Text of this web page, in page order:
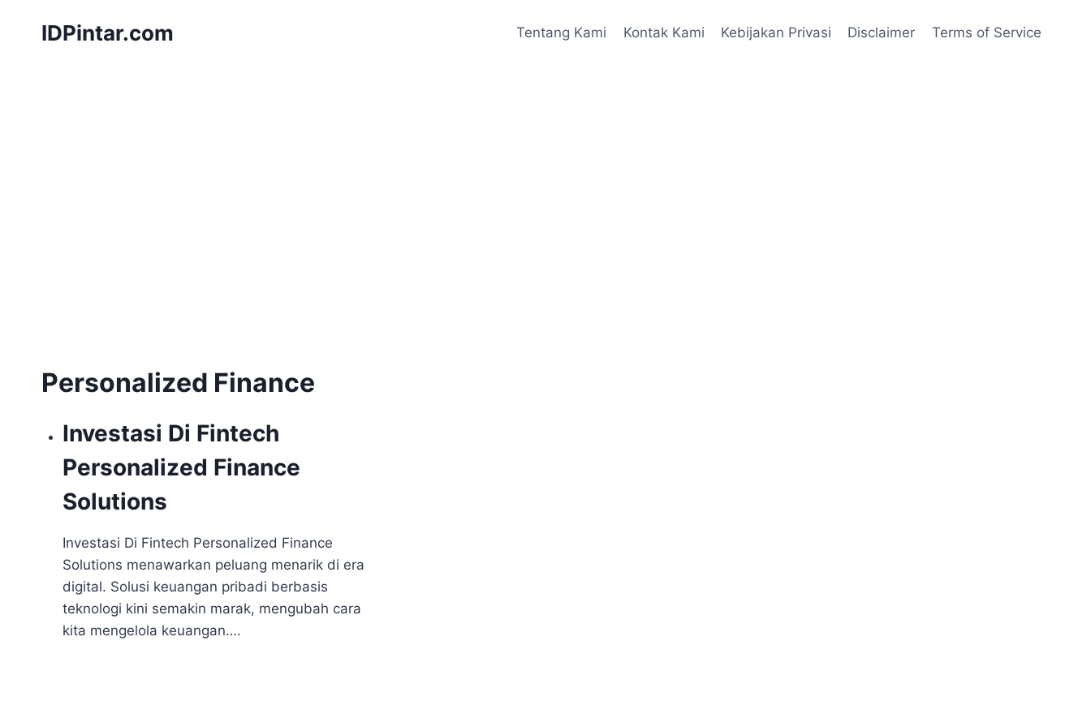
IDPintar.com Tentang Kami Kontak Kami Kebijakan Privasi Disclaimer Terms of Service
Personalized Finance
Investasi Di Fintech
Personalized Finance
Solutions
Investasi Di Fintech Personalized Finance
Solutions menawarkan peluang menarik di era
digital. Solusi keuangan pribadi berbasis
teknologi kini semakin marak, mengubah cara
kita mengelola keuangan….